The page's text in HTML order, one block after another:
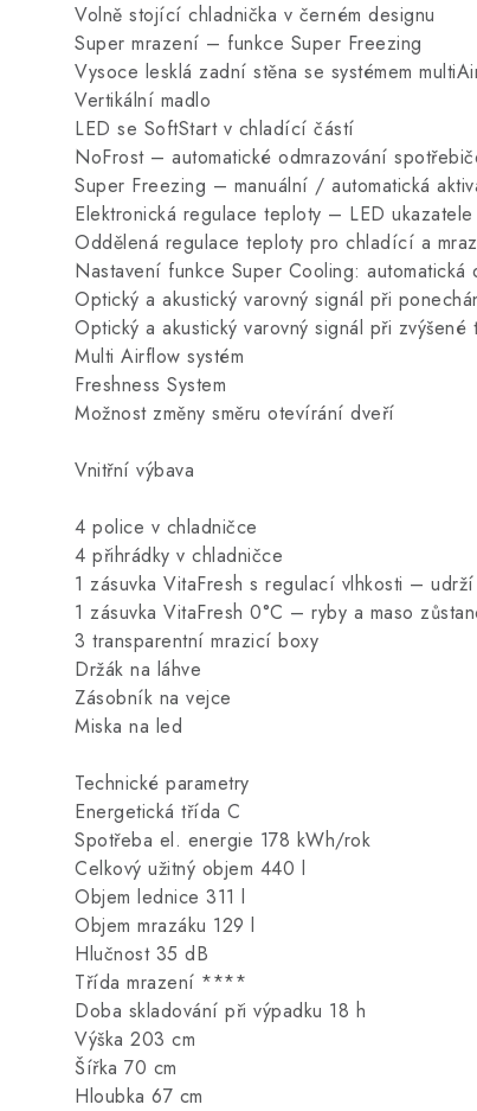
Volně stojící chladnička v černém designu
Super mrazení – funkce Super Freezing
Vysoce lesklá zadní stěna se systémem
Vertikální madlo
LED se SoftStart v chladící částí
NoFrost – automatické odmrazování
Super Freezing – manuální / automatická
Elektronická regulace teploty – LED ukazatele
Oddělená regulace teploty pro chladící a
Nastavení funkce Super Cooling: automatická
Optický a akustický varovný signál při
Optický a akustický varovný signál při
Multi Airflow systém
Freshness System
Možnost změny směru otevírání dveří
Vnitřní výbava
4 police v chladničce
4 přihrádky v chladničce
1 zásuvka VitaFresh s regulací vlhkosti –
1 zásuvka VitaFresh 0°C – ryby a maso
3 transparentní mrazicí boxy
Držák na láhve
Zásobník na vejce
Miska na led
Technické parametry
Energetická třída C
Spotřeba el. energie 178 kWh/rok
Celkový užitný objem 440 l
Objem lednice 311 l
Objem mrazáku 129 l
Hlučnost 35 dB
Třída mrazení ****
Doba skladování při výpadku 18 h
Výška 203 cm
Šířka 70 cm
Hloubka 67 cm